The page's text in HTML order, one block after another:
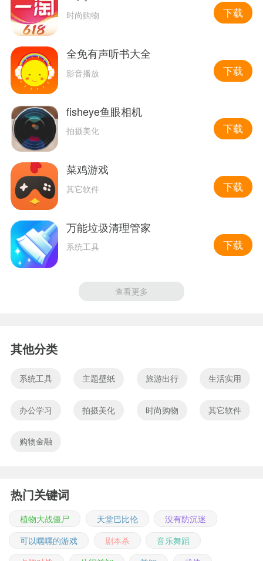
时尚购物 下载
全免有声听书大全
影音播放 下载
fisheye鱼眼相机
拍摄美化 下载
菜鸡游戏
其它软件 下载
万能垃圾清理管家
系统工具 下载
查看更多
其他分类
系统工具 主题壁纸 旅游出行 生活实用
办公学习 拍摄美化 时尚购物 其它软件
购物金融
热门关键词
植物大战僵尸 天堂巴比伦
没有防沉迷
可以嘿嘿的游戏
剧本杀
音乐舞蹈